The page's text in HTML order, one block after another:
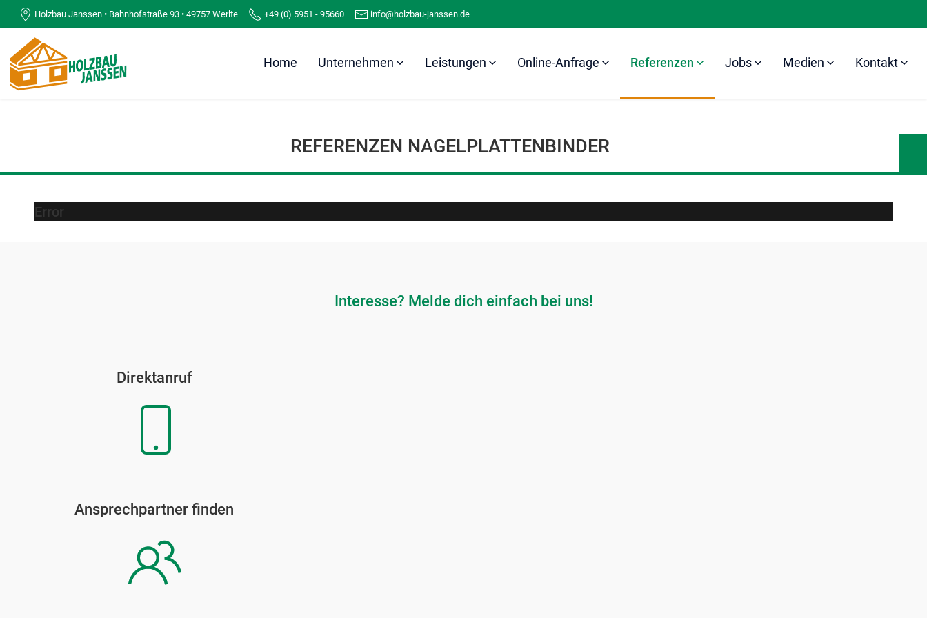
Holzbau Janssen • Bahnhofstraße 93 • 49757 Werlte +49 (0) 5951 - 95660 info@holzbau-janssen.de
Home Unternehmen Leistungen Online-Anfrage Referenzen Jobs Medien Kontakt
REFERENZEN NAGELPLATTENBINDER
Error
Interesse? Melde dich einfach bei uns!
Direktanruf
Ansprechpartner finden